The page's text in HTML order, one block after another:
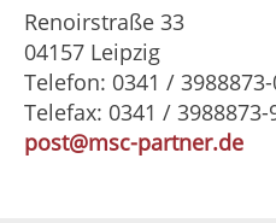
Renoirstraße 33
04157 Leipzig
Telefon: 0341 /
Telefax: 0341 / 3988873-
post@msc-partner.de